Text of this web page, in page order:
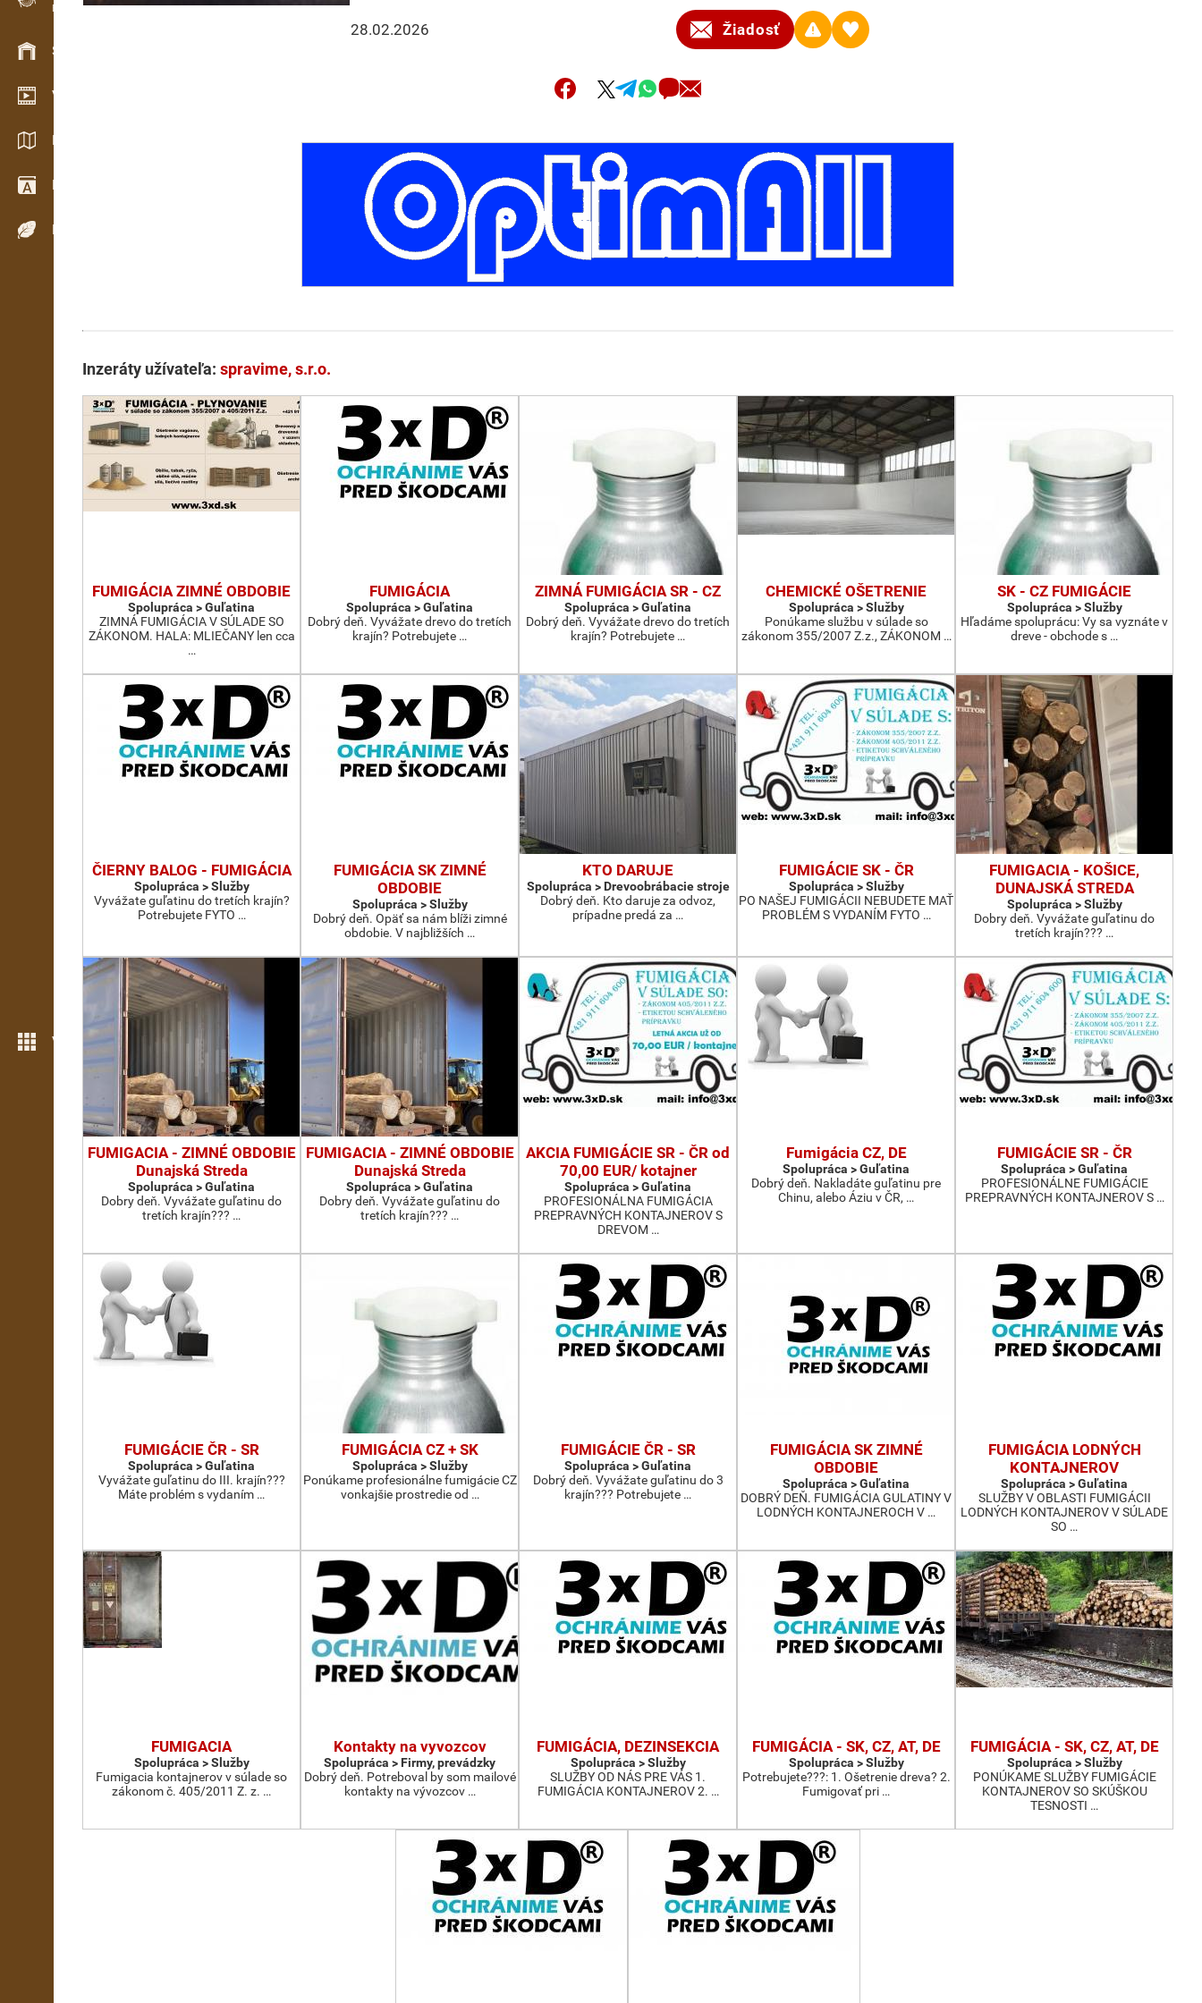
Evidencia dreva v teréne
Skladové hospodárstvo
Video showroom
Katalógy / Brožúry
Drevársky slovník
Dreviny
Viac možností
28.02.2026 Žiadosť
Inzeráty užívateľa: spravime, s.r.o.
FUMIGÁCIA ZIMNÉ OBDOBIE
Spolupráca > Guľatina
ZIMNÁ FUMIGÁCIA V SÚLADE SO
ZÁKONOM. HALA: MLIEČANY len cca
…
FUMIGÁCIA
Spolupráca > Guľatina
Dobrý deň. Vyvážate drevo do tretích
krajín? Potrebujete …
ZIMNÁ FUMIGÁCIA SR - CZ
Spolupráca > Guľatina
Dobrý deň. Vyvážate drevo do tretích
krajín? Potrebujete …
CHEMICKÉ OŠETRENIE
Spolupráca > Služby
Ponúkame službu v súlade so
zákonom 355/2007 Z.z., ZÁKONOM …
SK - CZ FUMIGÁCIE
Spolupráca > Služby
Hľadáme spoluprácu: Vy sa vyznáte v
dreve - obchode s …
ČIERNY BALOG - FUMIGÁCIA
Spolupráca > Služby
Vyvážate guľatinu do tretích krajín?
Potrebujete FYTO …
FUMIGÁCIA SK ZIMNÉ
OBDOBIE
Spolupráca > Služby
Dobrý deň. Opäť sa nám blíži zimné
obdobie. V najbližších …
KTO DARUJE
Spolupráca > Drevoobrábacie stroje
Dobrý deň. Kto daruje za odvoz,
prípadne predá za …
FUMIGÁCIE SK - ČR
Spolupráca > Služby
PO NAŠEJ FUMIGÁCII NEBUDETE MAŤ
PROBLÉM S VYDANÍM FYTO …
FUMIGACIA - KOŠICE,
DUNAJSKÁ STREDA
Spolupráca > Služby
Dobry deň. Vyvážate guľatinu do
tretích krajín??? …
FUMIGACIA - ZIMNÉ OBDOBIE
Dunajská Streda
Spolupráca > Guľatina
Dobry deň. Vyvážate guľatinu do
tretích krajín??? …
FUMIGACIA - ZIMNÉ OBDOBIE
Dunajská Streda
Spolupráca > Guľatina
Dobry deň. Vyvážate guľatinu do
tretích krajín??? …
AKCIA FUMIGÁCIE SR - ČR od
70,00 EUR/ kotajner
Spolupráca > Guľatina
PROFESIONÁLNA FUMIGÁCIA
PREPRAVNÝCH KONTAJNEROV S
DREVOM …
Fumigácia CZ, DE
Spolupráca > Guľatina
Dobrý deň. Nakladáte guľatinu pre
Chinu, alebo Áziu v ČR, …
FUMIGÁCIE SR - ČR
Spolupráca > Guľatina
PROFESIONÁLNE FUMIGÁCIE
PREPRAVNÝCH KONTAJNEROV S …
FUMIGÁCIE ČR - SR
Spolupráca > Guľatina
Vyvážate guľatinu do III. krajín???
Máte problém s vydaním …
FUMIGÁCIA CZ + SK
Spolupráca > Služby
Ponúkame profesionálne fumigácie CZ
vonkajšie prostredie od …
FUMIGÁCIE ČR - SR
Spolupráca > Guľatina
Dobrý deň. Vyvážate guľatinu do 3
krajín??? Potrebujete …
FUMIGÁCIA SK ZIMNÉ
OBDOBIE
Spolupráca > Guľatina
DOBRÝ DEŇ. FUMIGÁCIA GULATINY V
LODNÝCH KONTAJNEROCH V …
FUMIGÁCIA LODNÝCH
KONTAJNEROV
Spolupráca > Guľatina
SLUŽBY V OBLASTI FUMIGÁCII
LODNÝCH KONTAJNEROV V SÚLADE
SO …
FUMIGACIA
Spolupráca > Služby
Fumigacia kontajnerov v súlade so
zákonom č. 405/2011 Z. z. …
Kontakty na vyvozcov
Spolupráca > Firmy, prevádzky
Dobrý deň. Potreboval by som mailové
kontakty na vývozcov …
FUMIGÁCIA, DEZINSEKCIA
Spolupráca > Služby
SLUŽBY OD NÁS PRE VÁS 1.
FUMIGÁCIA KONTAJNEROV 2. …
FUMIGÁCIA - SK, CZ, AT, DE
Spolupráca > Služby
Potrebujete???: 1. Ošetrenie dreva? 2.
Fumigovať pri …
FUMIGÁCIA - SK, CZ, AT, DE
Spolupráca > Služby
PONÚKAME SLUŽBY FUMIGÁCIE
KONTAJNEROV SO SKÚŠKOU
TESNOSTI …